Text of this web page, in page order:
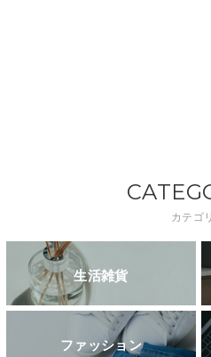
カテゴ
生活雑貨
ファッション